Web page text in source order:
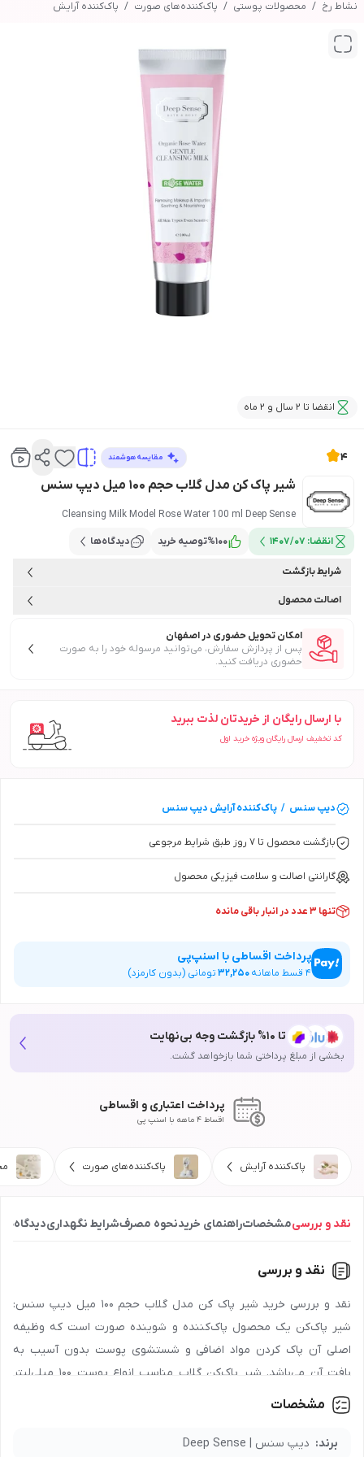
نشاط رخ محصولات پوستی پاک‌کننده‌های صورت پاک‌کننده آرایش
انقضا تا 2 سال و 2 ماه
4 مقایسه هوشمند
شیر پاک کن مدل گلاب حجم 100 میل دیپ سنس
Cleansing Milk Model Rose Water 100 ml Deep Sense
انقضا: 1407/07
%100 توصیه خرید دیدگاه‌ها
شرایط بازگشت
اصالت محصول
امکان تحویل حضوری در اصفهان
پس از پردازش سفارش، می‌توانید مرسوله خود را به صورت
حضوری دریافت کنید.
با ارسال رایگان از خریدتان لذت ببرید
کد تخفیف ارسال رایگان ویژه خرید اول
دیپ سنس / پاک‌کننده آرایش دیپ سنس
بازگشت محصول تا ۷ روز طبق شرایط مرجوعی
گارانتی اصالت و سلامت فیزیکی محصول
تنها 3 عدد در انبار باقی مانده
پرداخت اقساطی با اسنپ‌پی
4 قسط ماهانه32,250تومانی (بدون کارمزد)
تا 10% بازگشت وجه بی‌نهایت
بخشی از مبلغ پرداختی شما بازخواهد گشت.
پرداخت اعتباری و اقساطی
اقساط 4 ماهه با اسنپ پی
پاک‌کننده آرایش پاک‌کننده‌های صورت
نقد و بررسیمشخصاتراهنمای خریدنحوه مصرفشرایط نگهداریدیدگاه‌ها
نقد و بررسی
نقد و بررسی خرید شیر پاک کن مدل گلاب حجم 100 میل دیپ سنس:
شیر پاک‌کن یک محصول پاک‌کننده و شوینده صورت است که وظیفه
اصلی آن پاک کردن مواد اضافی و شستشوی پوست بدون آسیب به
بافت آن می‌باشد. شیر پاک‌کن گلاب مناسب انواع پوست 100 میلی‌لیتر
دیپ سنس به‌طور مؤثر تمام آلودگی‌ها و آرایش صورت را از روی پوست
پاک کرده و به شادابی و طراوت آن کمک می‌کند. این محصول به‌ویژه
برای پوست‌های حساس مناسب است و به‌دلیل وجود ترکیبات ملایم و
مشخصات
برند: دیپ سنس | Deep Sense